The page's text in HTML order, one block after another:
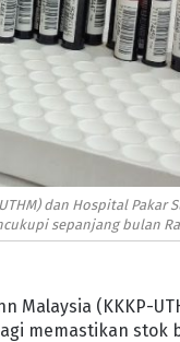
dan Hospital Pakar
sepanjang bulan
Malaysia (KKKP-
memastikan stok